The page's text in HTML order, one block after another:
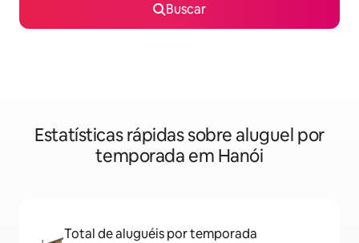
Buscar
Estatísticas rápidas sobre aluguel por
temporada em Hanói
Total de aluguéis por temporada